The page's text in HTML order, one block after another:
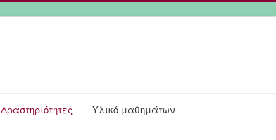
Δραστηριότητες Υλικό μαθημάτων